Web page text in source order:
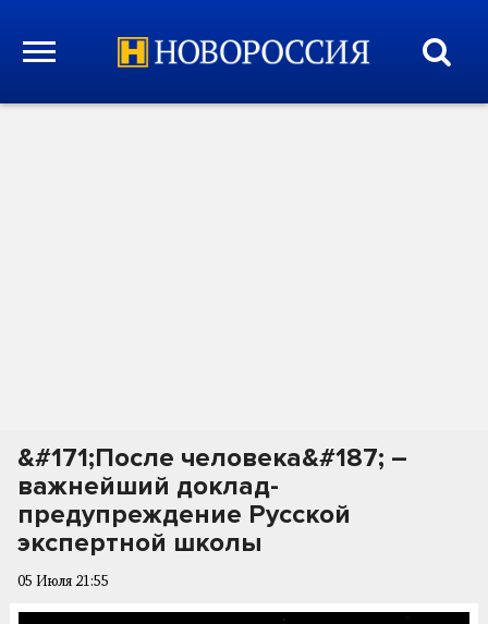
&#171;После человека&#187; –
важнейший доклад-
предупреждение Русской
экспертной школы
05 Июля 21:55